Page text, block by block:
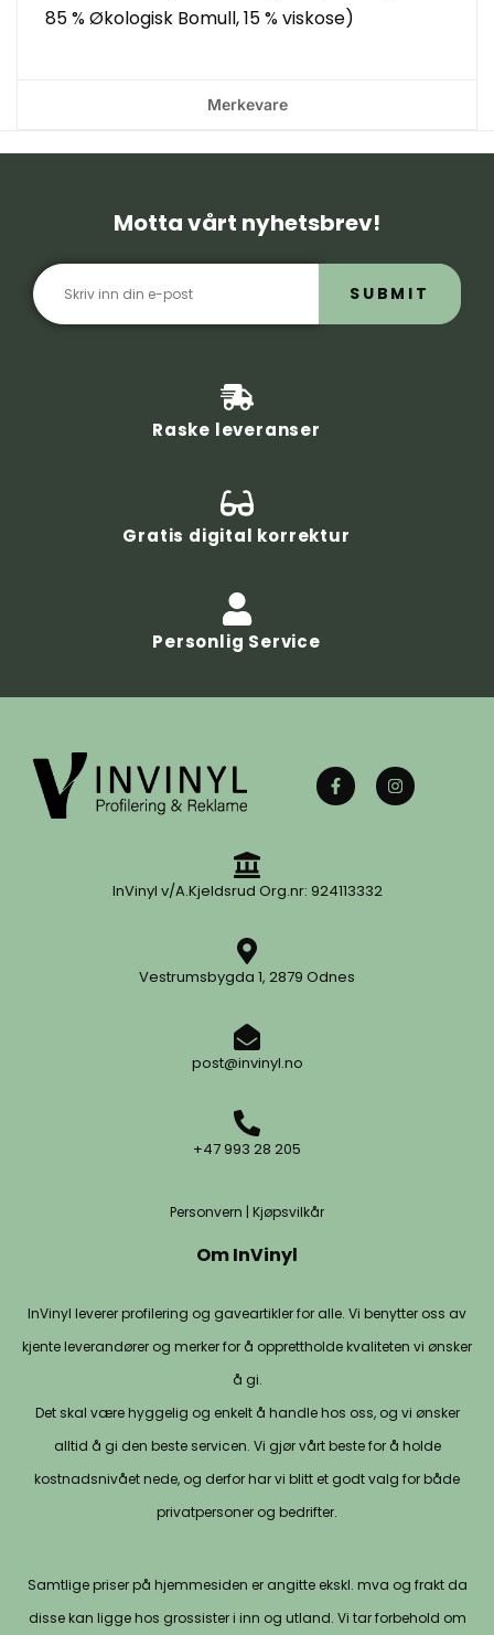
85 % Økologisk Bomull, 15 % viskose)
Merkevare
Motta vårt nyhetsbrev!
SUBMIT
Raske leveranser
Gratis digital korrektur
Personlig Service
InVinyl v/A.Kjeldsrud Org.nr: 924113332
Vestrumsbygda 1, 2879 Odnes
post@invinyl.no
+47 993 28 205
Personvern | Kjøpsvilkår
Om InVinyl
InVinyl leverer profilering og gaveartikler for alle. Vi benytter oss av
kjente leverandører og merker for å opprettholde kvaliteten vi ønsker
å gi.
Det skal være hyggelig og enkelt å handle hos oss, og vi ønsker
alltid å gi den beste servicen. Vi gjør vårt beste for å holde
kostnadsnivået nede, og derfor har vi blitt et godt valg for både
privatpersoner og bedrifter.
Samtlige priser på hjemmesiden er angitte ekskl. mva og frakt da
disse kan ligge hos grossister i inn og utland. Vi tar forbehold om